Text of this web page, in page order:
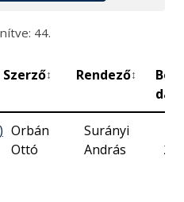
44.
Szerző↕ Rendező↕
Orbán
Ottó
Surányi
András
23.